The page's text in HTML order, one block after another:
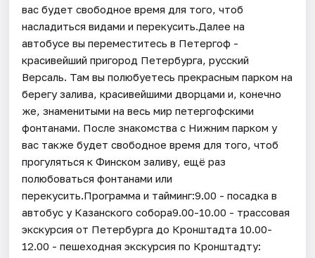
вас будет свободное время для того, чтоб
насладиться видами и перекусить.Далее на
автобусе вы переместитесь в Петергоф -
красивейший пригород Петербурга, русский
Версаль. Там вы полюбуетесь прекрасным парком на
берегу залива, красивейшими дворцами и, конечно
же, знаменитыми на весь мир петергофскими
фонтанами. После знакомства с Нижним парком у
вас также будет свободное время для того, чтоб
прогуляться к Финском заливу, ещё раз
полюбоваться фонтанами или
перекусить.Программа и тайминг:9.00 - посадка в
автобус у Казанского собора9.00-10.00 - трассовая
экскурсия от Петербурга до Кронштадта 10.00-
12.00 - пешеходная экскурсия по Кронштадту: